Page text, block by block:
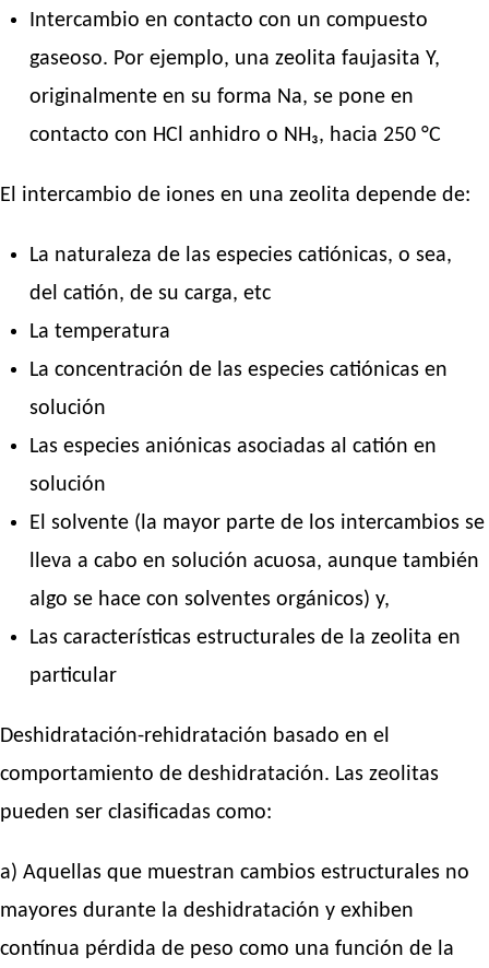
Intercambio en contacto con un compuesto
gaseoso. Por ejemplo, una zeolita faujasita Y,
originalmente en su forma Na, se pone en
contacto con HCl anhidro o NH₃, hacia 250 °C
El intercambio de iones en una zeolita depende de:
La naturaleza de las especies catiónicas, o sea,
del catión, de su carga, etc
La temperatura
La concentración de las especies catiónicas en
solución
Las especies aniónicas asociadas al catión en
solución
El solvente (la mayor parte de los intercambios se
lleva a cabo en solución acuosa, aunque también
algo se hace con solventes orgánicos) y,
Las características estructurales de la zeolita en
particular
Deshidratación-rehidratación basado en el
comportamiento de deshidratación. Las zeolitas
pueden ser clasificadas como:
a) Aquellas que muestran cambios estructurales no
mayores durante la deshidratación y exhiben
contínua pérdida de peso como una función de la